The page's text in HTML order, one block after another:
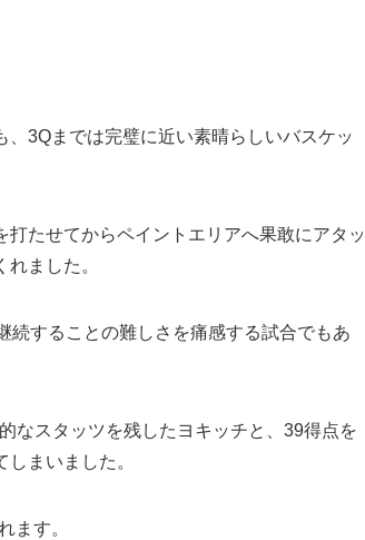
3Qまでは完璧に近い素晴らしいバスケッ
たせてからペイントエリアへ果敢にアタッ
ました。
続することの難しさを痛感する試合でもあ
なスタッツを残したヨキッチと、39得点を
まいました。
ます。